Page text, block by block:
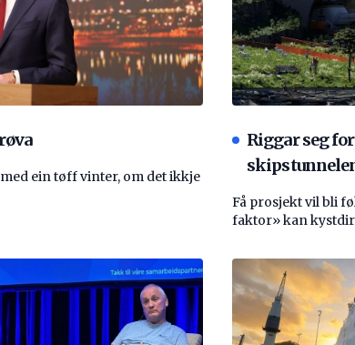
ein tøff vinter, om det ikkje
Riggar seg
Få prosjekt vil bli
faktor» kan